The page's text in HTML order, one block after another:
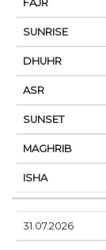
31.07.2026